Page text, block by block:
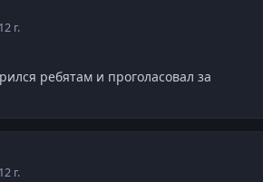
12 г.
ребятам и проголасовал за
12 г.